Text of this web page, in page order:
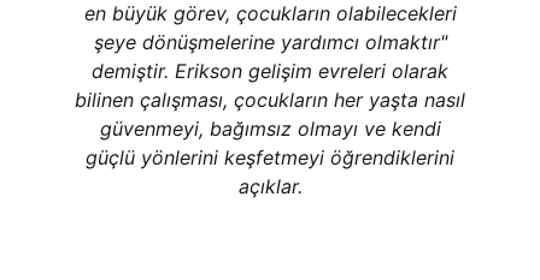
en büyük görev, çocukların olabilecekleri
şeye dönüşmelerine yardımcı olmaktır"
demiştir. Erikson gelişim evreleri olarak
bilinen çalışması, çocukların her yaşta nasıl
güvenmeyi, bağımsız olmayı ve kendi
güçlü yönlerini keşfetmeyi öğrendiklerini
açıklar.